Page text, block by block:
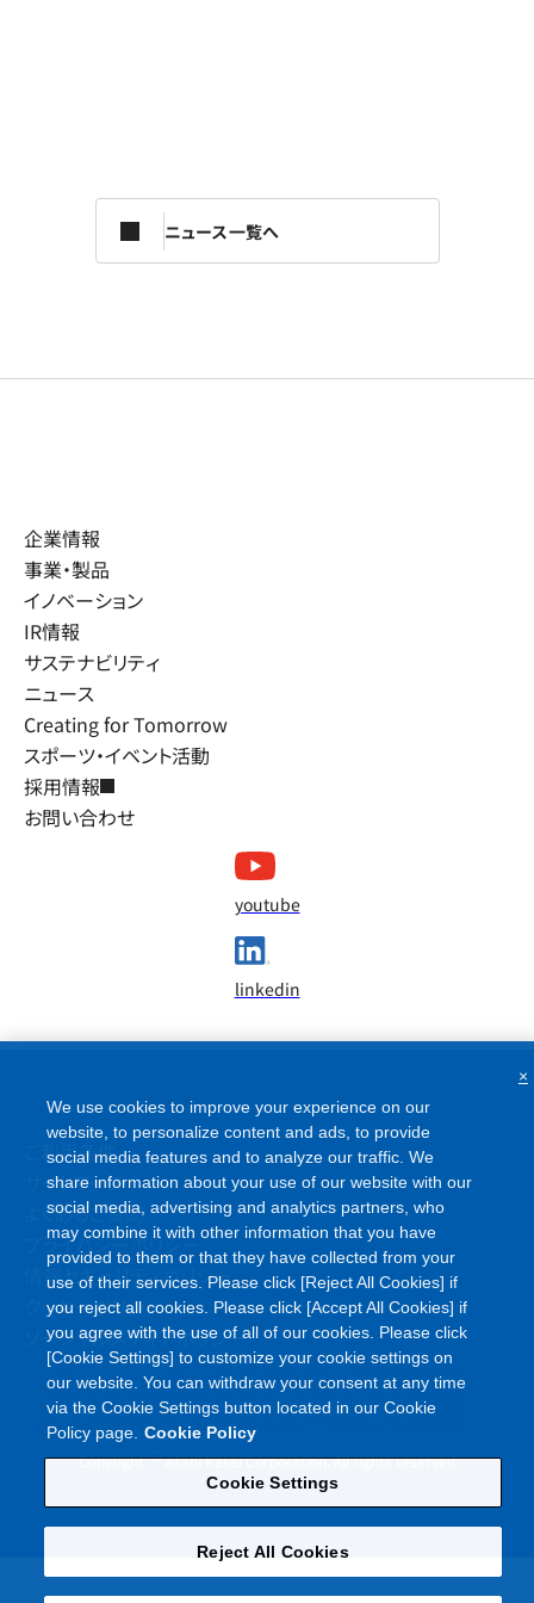
ニュース一覧へ
企業情報
事業・製品
イノベーション
IR情報
サステナビリティ
ニュース
Creating for Tomorrow
スポーツ・イベント活動
採用情報
お問い合わせ
youtube
linkedin
ご利用条件
サイトマップ
よくあるご質問
プライバシーポリシー
情報セキュリティポリシー
クッキーポリシー
ソーシャルメディアポリシー
Copyright©Asahi Kasei Corporation. All rights reserved
We use cookies to improve your experience on our
website, to personalize content and ads, to provide
social media features and to analyze our traffic. We
share information about your use of our website with our
social media, advertising and analytics partners, who
may combine it with other information that you have
provided to them or that they have collected from your
use of their services. Please click [Reject All Cookies] if
you reject all cookies. Please click [Accept All Cookies] if
you agree with the use of all of our cookies. Please click
[Cookie Settings] to customize your cookie settings on
our website. You can withdraw your consent at any time
via the Cookie Settings button located in our Cookie
Policy page. Cookie Policy
Cookie Settings
Reject All Cookies
×